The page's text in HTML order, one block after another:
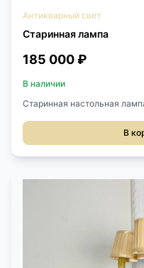
Антикварный свет
Старинная лампа
185 000 ₽
В наличии
Старинная настольная
электрика. Высота 65 см.
В